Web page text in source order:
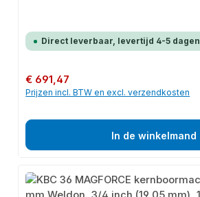
Direct leverbaar, levertijd 4-5 dagen
Normale prijs:
€ 691,47
Prijzen incl. BTW en excl. verzendkosten
In de winkelmand